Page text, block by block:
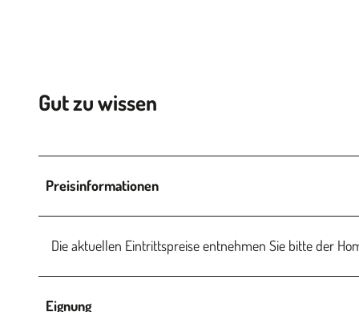
Gut zu wissen
Preisinformationen
Die aktuellen Eintrittspreise entnehmen Sie bitte der
Eignung